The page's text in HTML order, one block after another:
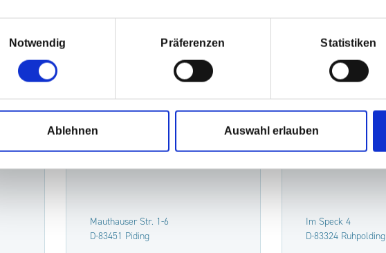
Notwendig
Präferenzen Statistiken
Ablehnen Auswahl erlauben
*Pflichtfelder
Mauthauser Str. 1-6
D-83451 Piding
Im Speck 4
D-83324 Ruhpolding